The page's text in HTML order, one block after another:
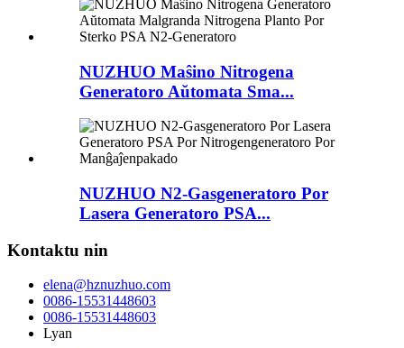
NUZHUO Maŝino Nitrogena
Generatoro Aŭtomata Sma...
NUZHUO N2-Gasgeneratoro Por
Lasera Generatoro PSA...
Kontaktu nin
elena@hznuzhuo.com
0086-15531448603
0086-15531448603
Lyan